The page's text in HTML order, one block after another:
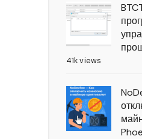
41k views